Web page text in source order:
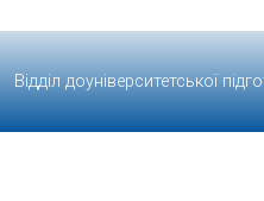
Відділ доуніверситетської